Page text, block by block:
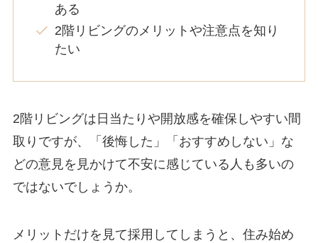
ある
2階リビングのメリットや注意点を知り
たい
2階リビングは日当たりや開放感を確保しやすい間
取りですが、「後悔した」「おすすめしない」な
どの意見を見かけて不安に感じている人も多いの
ではないでしょうか。
メリットだけを見て採用してしまうと、住み始め